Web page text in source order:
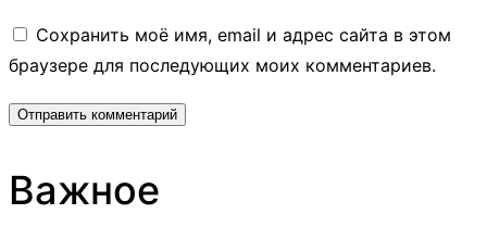
Сохранить моё имя, email и адрес сайта в этом
браузере для последующих моих комментариев.
Важное